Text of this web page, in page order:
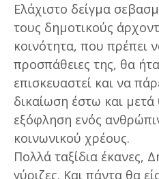
Ελάχιστο δείγμα
τους δημοτικούς
κοινότητα, που πρέπει
προσπάθειες της, θα
επισκευαστεί και να
δικαίωση έστω και
εξόφληση ενός
κοινωνικού χρέους.
Πολλά ταξίδια έκανες,
γύριζες. Και πάντα θα